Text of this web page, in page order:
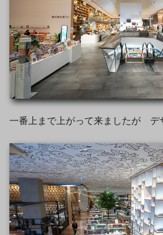
一番上まで上がって来ましたが デ